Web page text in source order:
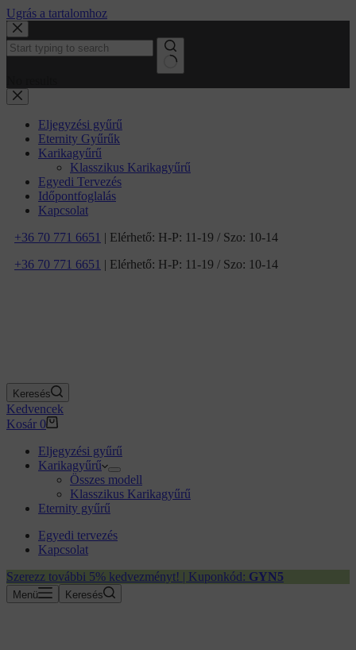
Ugrás a tartalomhoz
Eljegyzési gyűrű
Eternity Gyűrűk
Karikagyűrű
Klasszikus Karikagyűrű
Egyedi Tervezés
Időpontfoglalás
Kapcsolat
+36 70 771 6651 | Elérhető: H-P: 11-19 / Szo: 10-14
+36 70 771 6651 | Elérhető: H-P: 11-19 / Szo: 10-14
Keresés
Kedvencek
Kosár 0
Eljegyzési gyűrű
Karikagyűrű
Összes modell
Klasszikus Karikagyűrű
Eternity gyűrű
Egyedi tervezés
Kapcsolat
Szerezz további 5% kedvezményt! | Kuponkód: GYN5
Menü Keresés